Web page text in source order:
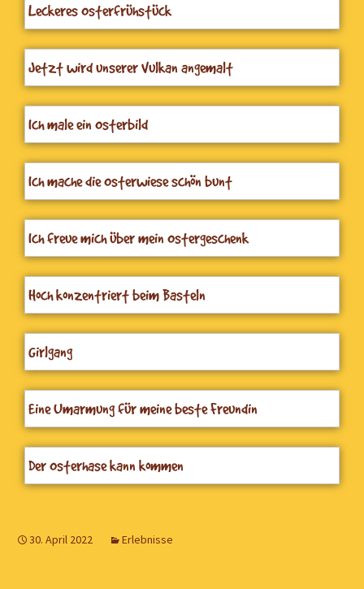
Leckeres Osterfrühstück
Jetzt wird unserer Vulkan angemalt
Ich male ein Osterbild
Ich mache die Osterwiese schön bunt
Ich freue mich über mein Ostergeschenk
Hoch konzentriert beim Basteln
Girlgang
Eine Umarmung für meine beste Freundin
Der Osterhase kann kommen
30. April 2022 Erlebnisse